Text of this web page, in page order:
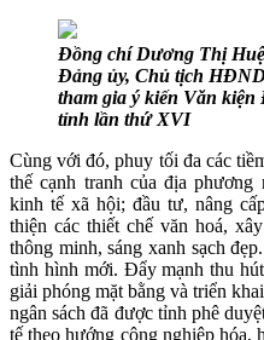
Đồng chí Dương Thị
Đảng ủy, Chủ tịch
tham gia ý kiến Văn
tỉnh lần thứ XVI
Cùng với đó, phuy tối đa các
thế cạnh tranh của địa
kinh tế xã hội; đầu tư, nâng
thiện các thiết chế văn hoá,
thông minh, sáng xanh sạch
tình hình mới. Đẩy mạnh thu
giải phóng mặt bằng và triển
ngân sách đã được tỉnh phê
tế theo hướng công nghiệp hóa,